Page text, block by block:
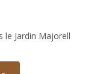
le Jardin Majorell